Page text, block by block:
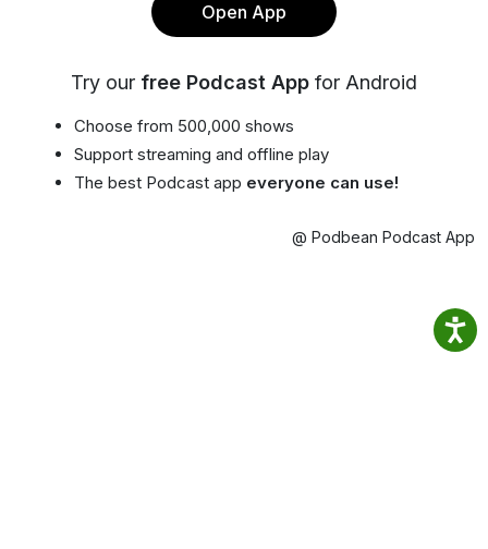
Open App
Try our free Podcast App for Android
Choose from 500,000 shows
Support streaming and offline play
The best Podcast app everyone can use!
@ Podbean Podcast App